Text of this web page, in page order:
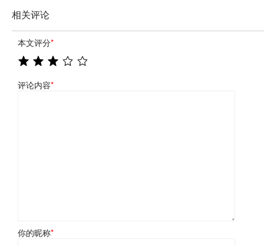
相关评论
本文评分*
评论内容*
你的昵称*